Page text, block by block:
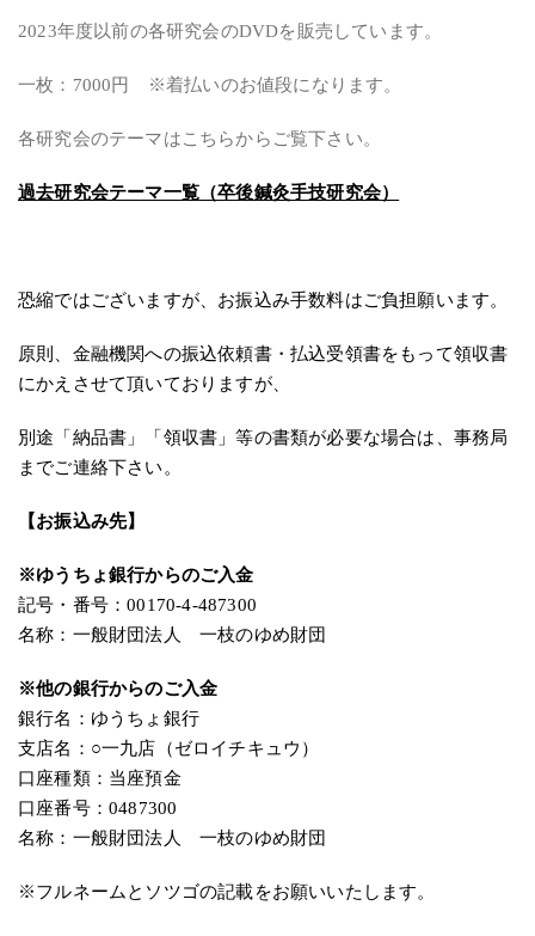
2023年度以前の各研究会のDVDを販売しています。
一枚：7000円 ※着払いのお値段になります。
各研究会のテーマはこちらからご覧下さい。
過去研究会テーマ一覧（卒後鍼灸手技研究会）
恐縮ではございますが、お振込み手数料はご負担願います。
原則、金融機関への振込依頼書・払込受領書をもって領収書
にかえさせて頂いておりますが、
別途「納品書」「領収書」等の書類が必要な場合は、事務局
までご連絡下さい。
【お振込み先】
※ゆうちょ銀行からのご入金
記号・番号：00170-4-487300
名称：一般財団法人 一枝のゆめ財団
※他の銀行からのご入金
銀行名：ゆうちょ銀行
支店名：○一九店（ゼロイチキュウ）
口座種類：当座預金
口座番号：0487300
名称：一般財団法人 一枝のゆめ財団
※フルネームとソツゴの記載をお願いいたします。